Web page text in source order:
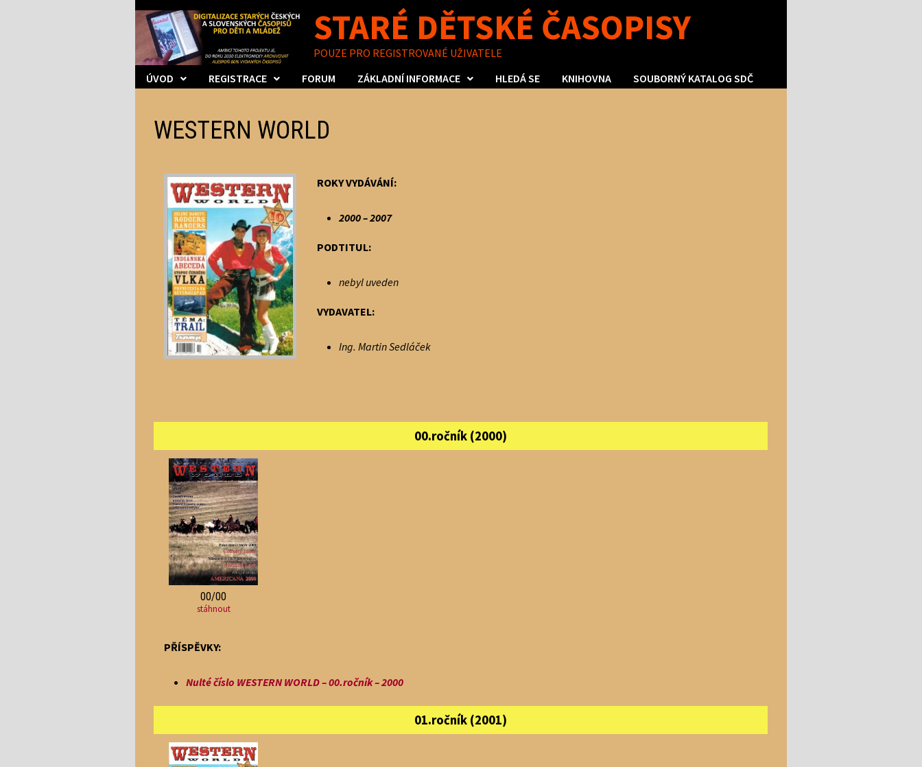
Skip
to
content
STARÉ DĚTSKÉ ČASOPISY
POUZE PRO REGISTROVANÉ UŽIVATELE
ÚVOD
REGISTRACE FORUM ZÁKLADNÍ INFORMACE HLEDÁ SE KNIHOVNA SOUBORNÝ KATALOG SDČ
WESTERN WORLD
ROKY VYDÁVÁNÍ:
2000 – 2007
PODTITUL:
nebyl uveden
VYDAVATEL:
Ing. Martin Sedláček
00.ročník (2000)
00/00
stáhnout
PŘÍSPĚVKY:
Nulté číslo WESTERN WORLD – 00.ročník – 2000
01.ročník (2001)